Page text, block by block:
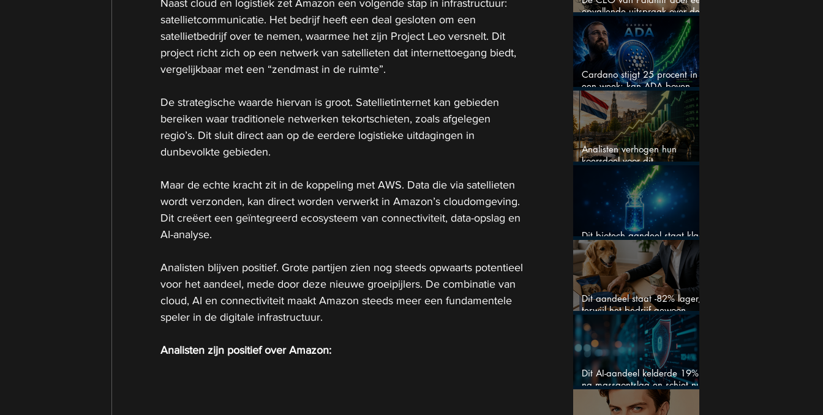
Naast cloud en logistiek zet Amazon een volgende stap in infrastructuur:
satellietcommunicatie. Het bedrijf heeft een deal gesloten om een
satellietbedrijf over te nemen, waarmee het zijn Project Leo versnelt. Dit
project richt zich op een netwerk van satellieten dat internettoegang biedt,
vergelijkbaar met een “zendmast in de ruimte”.
De strategische waarde hiervan is groot. Satellietinternet kan gebieden
bereiken waar traditionele netwerken tekortschieten, zoals afgelegen
regio’s. Dit sluit direct aan op de eerdere logistieke uitdagingen in
dunbevolkte gebieden.
Maar de echte kracht zit in de koppeling met AWS. Data die via satellieten
wordt verzonden, kan direct worden verwerkt in Amazon’s cloudomgeving.
Dit creëert een geïntegreerd ecosysteem van connectiviteit, data-opslag en
AI-analyse.
Analisten blijven positief. Grote partijen zien nog steeds opwaarts potentieel
voor het aandeel, mede door deze nieuwe groeipijlers. De combinatie van
cloud, AI en connectiviteit maakt Amazon steeds meer een fundamentele
speler in de digitale infrastructuur.
Analisten zijn positief over Amazon:
opvallende uitspraak over de
beurs
Cardano stijgt 25 procent in
een week: kan ADA boven
$0,20 blijven?
Analisten verhogen hun
koersdoel voor dit
Nederlandse aandeel — maar
is het al te laat om in te
stappen?
Dit biotech aandeel staat klaar
voor een flinke rally
Dit aandeel staat -82% lager,
terwijl het bedrijf gewoon
groeit
Dit AI-aandeel kelderde 19%
na massaontslag en schiet nu
15% omhoog